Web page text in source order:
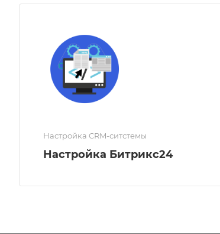
Настройка CRM-ситстемы
Настройка Битрикс24